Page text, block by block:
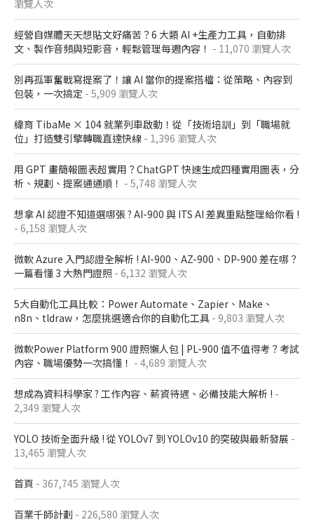
瀏覽人次
經營自媒體天天想貼文好痛苦？6 大類 AI +生產力工具，自動排
文、製作音頻與短影音，輕鬆管理每週內容！ - 11,070 瀏覽人次
別再孤軍奮戰寫提案了！讓 AI 當你的提案搭檔：從策略、內容到
包裝，一次搞定 - 5,909 瀏覽人次
緯育 TibaMe × 104 就業列車啟動！從「技術培訓」到「職場就
位」打造雙引擎轉職直達快線 - 1,396 瀏覽人次
用 GPT 畫簡報圖表超實用？ChatGPT 快速生成四種實用圖表，分
析、規劃、提案通通順！ - 5,748 瀏覽人次
想拿 AI 認證不知道選哪張 ? AI-900 與 ITS AI 差異重點整理給你看 !
- 6,158 瀏覽人次
微軟 Azure 入門認證全解析​ ! AI-900、AZ-900、DP-900 差在哪？​
一篇看懂 3 大熱門證照​ - 6,132 瀏覽人次
5大自動化工具比較：Power Automate、Zapier、Make、
n8n、tldraw，怎麼挑選適合你的自動化工具 - 9,803 瀏覽人次
微軟Power Platform 900​ 證照懶人包​ | PL-900 值不值得考？考試
內容、職場優勢一次搞懂​！ - 4,689 瀏覽人次
想成為資料科學家 ? 工作內容、薪資待遇、必備技能大解析 ! -
2,349 瀏覽人次
YOLO 技術全面升級 ! 從 YOLOv7 到 YOLOv10 的突破與最新發展 -
13,465 瀏覽人次
首頁 - 367,745 瀏覽人次
百業千師計劃 - 226,580 瀏覽人次